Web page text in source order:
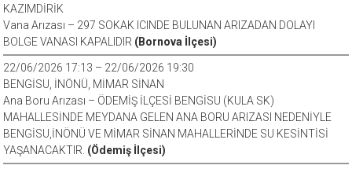
KAZIMDİRİK
Vana Arızası – 297 SOKAK ICINDE BULUNAN ARIZADAN DOLAYI
BOLGE VANASI KAPALIDIR (Bornova İlçesi)
22/06/2026 17:13 – 22/06/2026 19:30
BENGİSU, İNÖNÜ, MİMAR SİNAN
Ana Boru Arızası – ÖDEMİŞ İLÇESİ BENGİSU (KULA SK)
MAHALLESİNDE MEYDANA GELEN ANA BORU ARIZASI NEDENİYLE
BENGİSU,İNÖNÜ VE MİMAR SİNAN MAHALLERİNDE SU KESİNTİSİ
YAŞANACAKTIR. (Ödemiş İlçesi)